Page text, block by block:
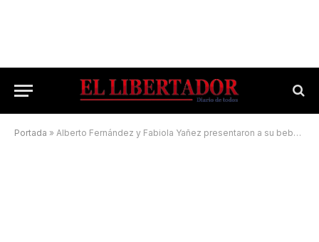
Portada » Alberto Fernández y Fabiola Yañez presentaron a su bebé, Francisco